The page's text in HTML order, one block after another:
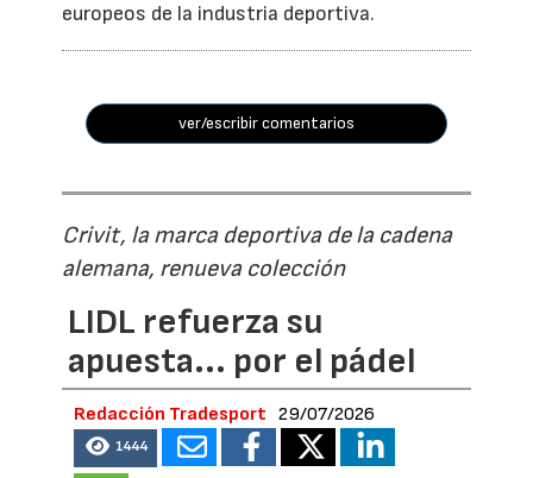
europeos de la industria deportiva.
ver/escribir comentarios
Crivit, la marca deportiva de la cadena
alemana, renueva colección
LIDL refuerza su
apuesta... por el pádel
Redacción Tradesport 29/07/2026
1444